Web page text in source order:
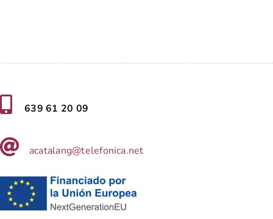
639 61 20 09
acatalang@telefonica.net